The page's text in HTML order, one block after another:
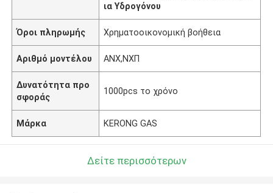
ια Υδρογόνου
Όροι πληρωμής Χρηματοοικονομική βοήθεια
Αριθμό μοντέλου ΑΝΧ,ΝΧΠ
Δυνατότητα προ
σφοράς
1000pcs το χρόνο
Μάρκα KERONG GAS
Δείτε περισσότερων